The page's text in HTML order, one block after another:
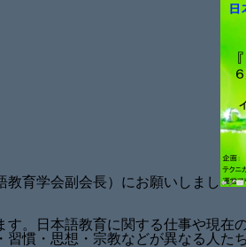
育学会副会長）にお願いしまし
。日本語教育に関する仕事や現在
慣・思想・宗教などが異なる人た